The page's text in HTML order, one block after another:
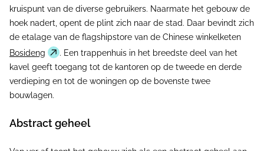
kruispunt van de diverse gebruikers. Naarmate het gebouw de
hoek nadert, opent de plint zich naar de stad. Daar bevindt zich
de etalage van de flagshipstore van de Chinese winkelketen
Bosideng
. Een trappenhuis in het breedste deel van het
kavel geeft toegang tot de kantoren op de tweede en derde
verdieping en tot de woningen op de bovenste twee
bouwlagen.
Abstract geheel